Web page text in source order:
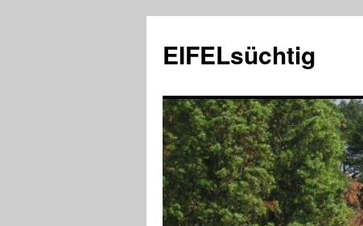
EIFELsüchtig